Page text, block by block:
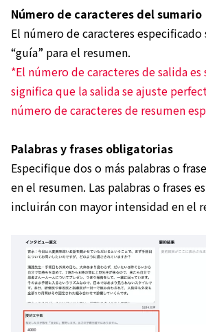
Número de caracteres del sumario
El número de caracteres
“guía” para el resumen.
*El número de caracteres de salida
significa que la salida se ajuste
número de caracteres de resumen
Palabras y frases obligatorias
Especifique dos o más palabras o
en el resumen. Las palabras o frases
incluirán con mayor intensidad en el